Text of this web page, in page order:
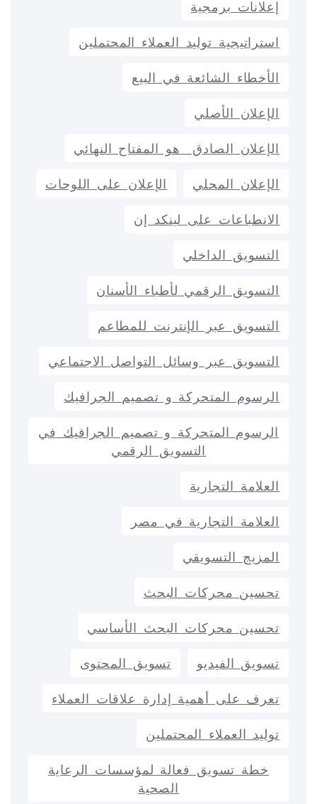
إعلانات برمجية
استراتيجية توليد العملاء المحتملين
الأخطاء الشائعة في البيع
الإعلان الأصلي
الإعلان الصادق هو المفتاح النهائي
الإعلان المحلي الإعلان على اللوحات
الانطباعات على لينكد إن
التسويق الداخلي
التسويق الرقمي لأطباء الأسنان
التسويق عبر الإنترنت للمطاعم
التسويق عبر وسائل التواصل الاجتماعي
الرسوم المتحركة و تصميم الجرافيك
الرسوم المتحركة و تصميم الجرافيك في
التسويق الرقمي
العلامة التجارية
العلامة التجارية في مصر
المزيج التسويقي
تحسين محركات البحث
تحسين محركات البحث الأساسي
تسويق الفيديو تسويق المحتوى
تعرف على أهمية إدارة علاقات العملاء
توليد العملاء المحتملين
خطة تسويق فعالة لمؤسسات الرعاية
الصحية